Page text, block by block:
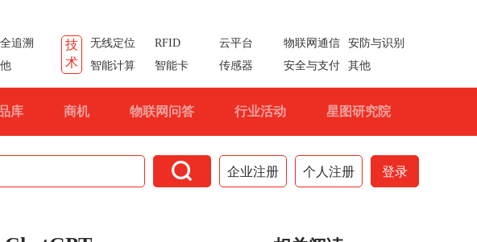
追溯
技
术
无线定位 RFID 云平台 物联网通信
安防与识别
智能计算
智能卡 传感器 安全与支付 其他
库 商机 物联网问答 行业活动 星图研究院
 企业注册 个人注册 登录